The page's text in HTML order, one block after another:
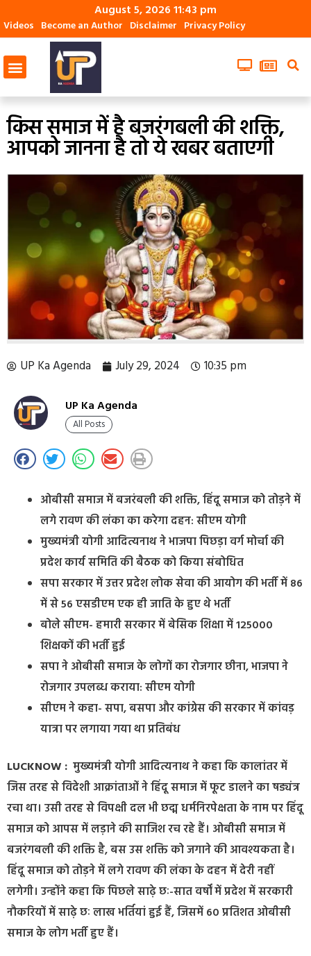
August 5, 2026 11:43 pm
Videos Become an Author Disclaimer Privacy Policy
किस समाज में है बजरंगबली की शक्ति,
आपको जानना है तो ये खबर बताएगी
UP Ka Agenda July 29, 2024 10:35 pm
UP Ka Agenda
All Posts
ओबीसी समाज में बजरंबली की शक्ति, हिंदू समाज को तोड़ने में
लगे रावण की लंका का करेगा दहन: सीएम योगी
मुख्यमंत्री योगी आदित्यनाथ ने भाजपा पिछड़ा वर्ग मोर्चा की
प्रदेश कार्य समिति की बैठक को किया संबोधित
सपा सरकार में उत्तर प्रदेश लोक सेवा की आयोग की भर्ती में 86
में से 56 एसडीएम एक ही जाति के हुए थे भर्ती
बोले सीएम- हमारी सरकार में बेसिक शिक्षा में 125000
शिक्षकों की भर्ती हुई
सपा ने ओबीसी समाज के लोगों का रोजगार छीना, भाजपा ने
रोजगार उपलब्ध कराया: सीएम योगी
सीएम ने कहा- सपा, बसपा और कांग्रेस की सरकार में कांवड़
यात्रा पर लगाया गया था प्रतिबंध
LUCKNOW : मुख्यमंत्री योगी आदित्यनाथ ने कहा कि कालांतर में
जिस तरह से विदेशी आक्रांताओं ने हिंदू समाज में फूट डालने का षड्यंत्र
रचा था। उसी तरह से विपक्षी दल भी छद्म धर्मनिरपेक्षता के नाम पर हिंदू
समाज को आपस में लड़ाने की साजिश रच रहे हैं। ओबीसी समाज में
बजरंगबली की शक्ति है, बस उस शक्ति को जगाने की आवश्यकता है।
हिंदू समाज को तोड़ने में लगे रावण की लंका के दहन में देरी नहीं
लगेगी। उन्होंने कहा कि पिछले साढ़े छः-सात वर्षों में प्रदेश में सरकारी
नौकरियों में साढ़े छः लाख भर्तियां हुई हैं, जिसमें 60 प्रतिशत ओबीसी
समाज के लोग भर्ती हुए हैं।